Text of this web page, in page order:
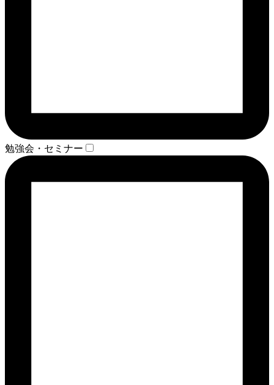
勉強会・セミナー